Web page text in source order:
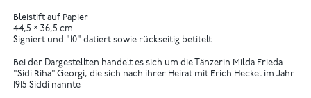
Bleistift auf Papier
44,5 × 36,5 cm
Signiert und "10" datiert sowie rückseitig betitelt
Bei der Dargestellten handelt es sich um die Tänzerin Milda Frieda
"Sidi Riha" Georgi, die sich nach ihrer Heirat mit Erich Heckel im Jahr
1915 Siddi nannte